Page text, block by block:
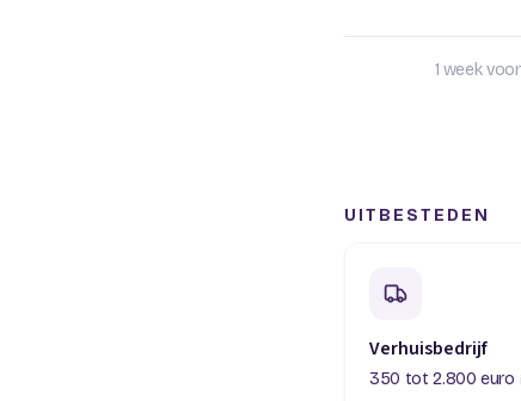
1 week
UITBESTEDEN
Verhuisbedrijf
350 tot 2.800 euro